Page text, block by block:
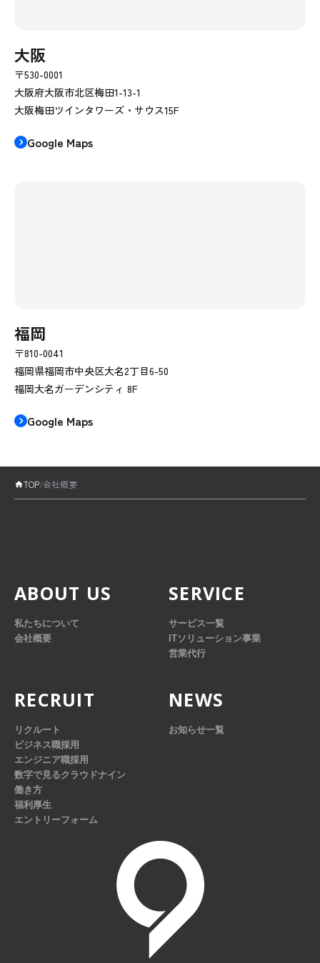
大阪
〒530-0001
大阪府大阪市北区梅田1-13-1
大阪梅田ツインタワーズ・サウス15F
Google Maps
福岡
〒810-0041
福岡県福岡市中央区大名2丁目6-50
福岡大名ガーデンシティ 8F
Google Maps
TOP/会社概要
ABOUT US
私たちについて
会社概要
SERVICE
サービス一覧
ITソリューション事業
営業代行
RECRUIT
リクルート
ビジネス職採用
エンジニア職採用
数字で見るクラウドナイン
働き方
福利厚生
エントリーフォーム
NEWS
お知らせ一覧